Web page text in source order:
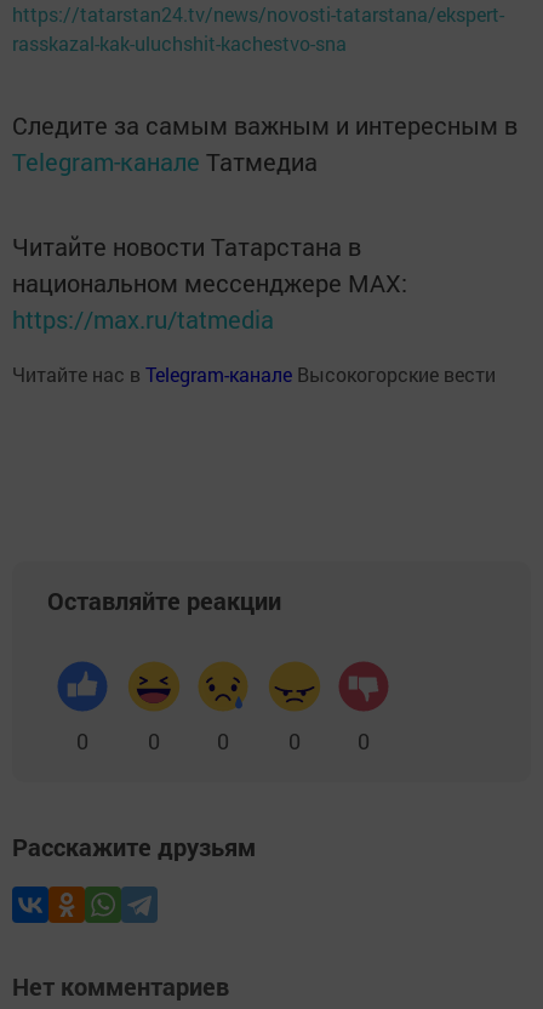
https://tatarstan24.tv/news/novosti-tatarstana/ekspert-
rasskazal-kak-uluchshit-kachestvo-sna
Следите за самым важным и интересным в
Telegram-канале Татмедиа
Читайте новости Татарстана в
национальном мессенджере MАХ:
https://max.ru/tatmedia
Читайте нас в Telegram-канале Высокогорские вести
Оставляйте реакции
0 0 0 0 0
Расскажите друзьям
Нет комментариев